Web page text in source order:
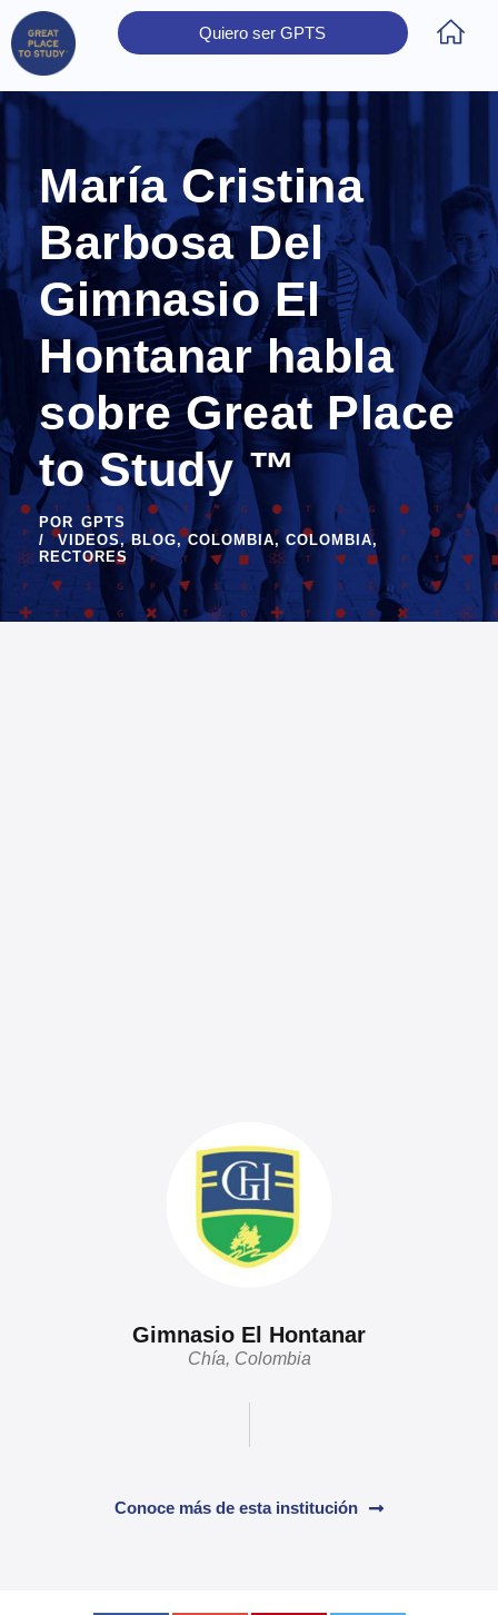
Quiero ser GPTS
María Cristina
Barbosa Del
Gimnasio El
Hontanar habla
sobre Great Place
to Study ™
POR GPTS
VIDEOS, BLOG, COLOMBIA, COLOMBIA,
RECTORES
Gimnasio El Hontanar
Chía, Colombia
Conoce más de esta institución